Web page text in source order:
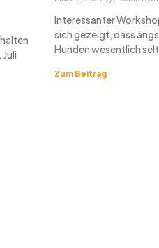
Interessanter
sich gezeigt, dass
Hunden wesentlich
Zum Beitrag